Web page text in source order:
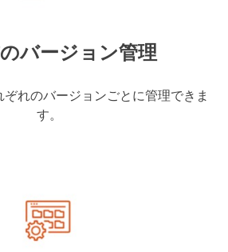
バージョン管理
れのバージョンごとに管理できま
す。